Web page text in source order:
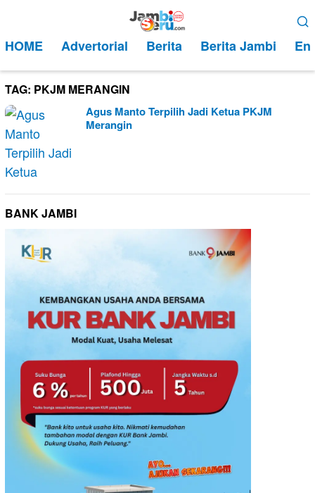
kontenMobile
HOME Advertorial Berita Berita Jambi
TAG: PKJM MERANGIN
Agus Manto Terpilih Jadi Ketua PKJM
Merangin
BANK JAMBI